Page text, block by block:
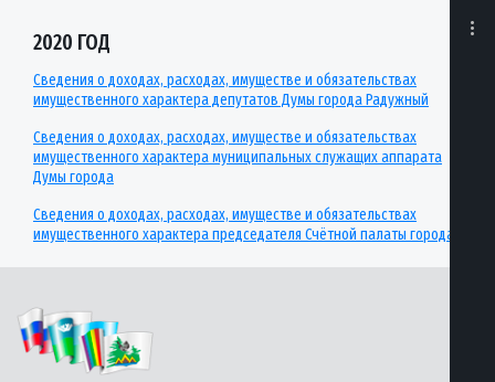
2020 ГОД
Сведения о доходах, расходах, имуществе и обязательствах
имущественного характера депутатов Думы города Радужный
Сведения о доходах, расходах, имуществе и обязательствах
имущественного характера муниципальных служащих аппарата
Думы города
Сведения о доходах, расходах, имуществе и обязательствах
имущественного характера председателя Счётной палаты города